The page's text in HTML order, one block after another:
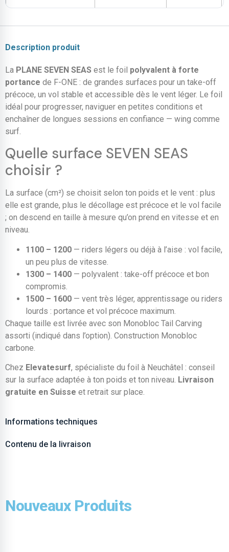
Description produit
La PLANE SEVEN SEAS est le foil polyvalent à forte
portance de F-ONE : de grandes surfaces pour un take-off
précoce, un vol stable et accessible dès le vent léger. Le foil
idéal pour progresser, naviguer en petites conditions et
enchaîner de longues sessions en confiance — wing comme
surf.
Quelle surface SEVEN SEAS
choisir ?
La surface (cm²) se choisit selon ton poids et le vent : plus
elle est grande, plus le décollage est précoce et le vol facile
; on descend en taille à mesure qu’on prend en vitesse et en
niveau.
1100 – 1200 — riders légers ou déjà à l’aise : vol facile,
un peu plus de vitesse.
1300 – 1400 — polyvalent : take-off précoce et bon
compromis.
1500 – 1600 — vent très léger, apprentissage ou riders
lourds : portance et vol précoce maximum.
Chaque taille est livrée avec son Monobloc Tail Carving
assorti (indiqué dans l’option). Construction Monobloc
carbone.
Chez Elevatesurf, spécialiste du foil à Neuchâtel : conseil
sur la surface adaptée à ton poids et ton niveau. Livraison
gratuite en Suisse et retrait sur place.
Informations techniques
Contenu de la livraison
Nouveaux Produits